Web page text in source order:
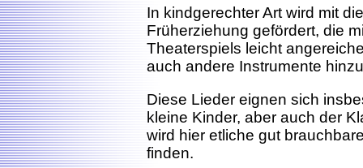
In kindgerechter Art wird mit
Früherziehung gefördert, die
Theaterspiels leicht
auch andere Instrumente
Diese Lieder eignen sich
kleine Kinder, aber auch der
wird hier etliche gut
finden.